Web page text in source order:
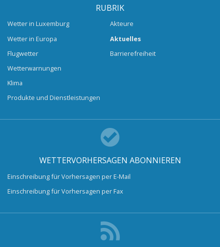
RUBRIK
Wetter in Luxemburg
Wetter in Europa
Flugwetter
Wetterwarnungen
Klima
Produkte und Dienstleistungen
Akteure
Aktuelles
Barrierefreiheit
WETTERVORHERSAGEN ABONNIEREN
Einschreibung für Vorhersagen per E-Mail
Einschreibung für Vorhersagen per Fax